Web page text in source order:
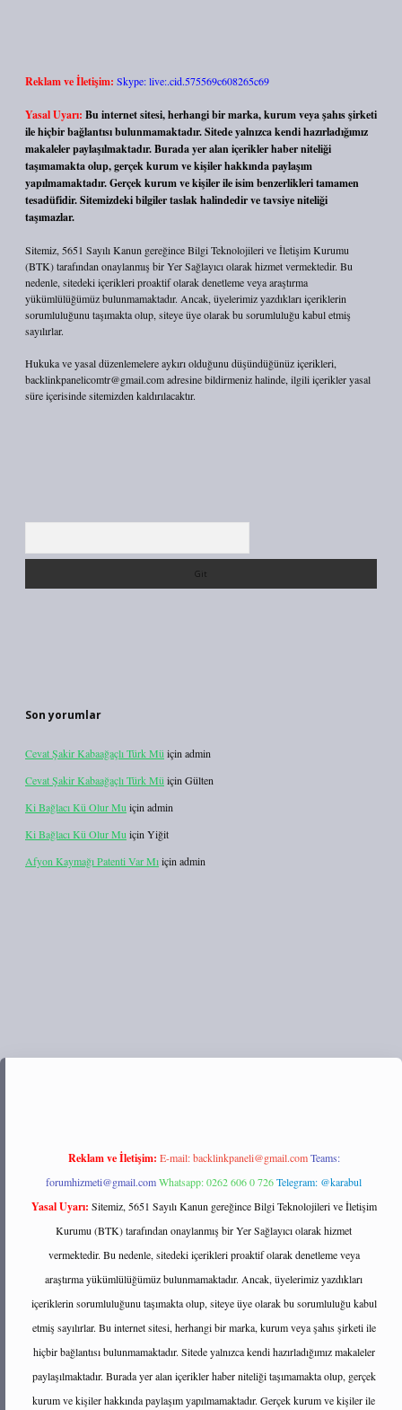
Reklam ve İletişim: Skype: live:.cid.575569c608265c69
Yasal Uyarı: Bu internet sitesi, herhangi bir marka, kurum veya şahıs şirketi
ile hiçbir bağlantısı bulunmamaktadır. Sitede yalnızca kendi hazırladığımız
makaleler paylaşılmaktadır. Burada yer alan içerikler haber niteliği
taşımamakta olup, gerçek kurum ve kişiler hakkında paylaşım
yapılmamaktadır. Gerçek kurum ve kişiler ile isim benzerlikleri tamamen
tesadüfidir. Sitemizdeki bilgiler taslak halindedir ve tavsiye niteliği
taşımazlar.
Sitemiz, 5651 Sayılı Kanun gereğince Bilgi Teknolojileri ve İletişim Kurumu
(BTK) tarafından onaylanmış bir Yer Sağlayıcı olarak hizmet vermektedir. Bu
nedenle, sitedeki içerikleri proaktif olarak denetleme veya araştırma
yükümlülüğümüz bulunmamaktadır. Ancak, üyelerimiz yazdıkları içeriklerin
sorumluluğunu taşımakta olup, siteye üye olarak bu sorumluluğu kabul etmiş
sayılırlar.
Hukuka ve yasal düzenlemelere aykırı olduğunu düşündüğünüz içerikleri,
backlinkpanelicomtr@gmail.comadresine bildirmeniz halinde, ilgili içerikler yasal
süre içerisinde sitemizden kaldırılacaktır.
Son yorumlar
Cevat Şakir Kabaağaçlı Türk Mü için admin
Cevat Şakir Kabaağaçlı Türk Mü için Gülten
Ki Bağlacı Kü Olur Mu için admin
Ki Bağlacı Kü Olur Mu için Yiğit
Afyon Kaymağı Patenti Var Mıiçin admin
tulipbett.net/
Reklam ve İletişim: E-mail:backlinkpaneli@gmail.com Teams:
forumhizmeti@gmail.comWhatsapp: 0262 606 0 726Telegram: @karabul
Yasal Uyarı: Sitemiz, 5651 Sayılı Kanun gereğince Bilgi Teknolojileri ve İletişim
Kurumu (BTK) tarafından onaylanmış bir Yer Sağlayıcı olarak hizmet
vermektedir. Bu nedenle, sitedeki içerikleri proaktif olarak denetleme veya
araştırma yükümlülüğümüz bulunmamaktadır. Ancak, üyelerimiz yazdıkları
içeriklerin sorumluluğunu taşımakta olup, siteye üye olarak bu sorumluluğu kabul
etmiş sayılırlar. Bu internet sitesi, herhangi bir marka, kurum veya şahıs şirketi ile
hiçbir bağlantısı bulunmamaktadır. Sitede yalnızca kendi hazırladığımız makaleler
paylaşılmaktadır. Burada yer alan içerikler haber niteliği taşımamakta olup, gerçek
kurum ve kişiler hakkında paylaşım yapılmamaktadır. Gerçek kurum ve kişiler ile